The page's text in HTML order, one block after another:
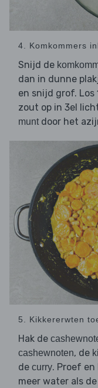
4. Komkommers
Snijd de
dan in dunne
en snijd grof.
zout op in 3el
munt door het
5. Kikkererwten
Hak de
cashewnoten, de
de curry. Proef
meer water als de